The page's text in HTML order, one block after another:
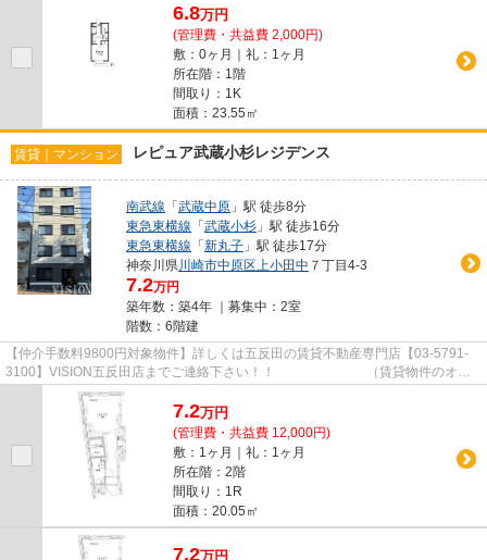
6.8万円
(管理費・共益費 2,000円)
敷：0ヶ月｜礼：1ヶ月
所在階：1階
間取り：1K
面積：23.55㎡
賃貸｜マンション レピュア武蔵小杉レジデンス
南武線 「武蔵中原 」駅 徒歩8分
東急東横線 「武蔵小杉 」駅 徒歩16分
東急東横線 「新丸子 」駅 徒歩17分
神奈川県川崎市中原区上小田中 ７丁目4-3
7.2万円
築年数：築4年 ｜募集中： 2室
階数：6階建
【仲介手数料9800円対象物件】詳しくは五反田の賃貸不動産専門店【03-5791-
3100】VISION五反田店までご連絡下さい！！ （賃貸物件のオス
スメポイント）即入居可 キャンペ...
7.2万円
(管理費・共益費 12,000円)
敷：1ヶ月｜礼：1ヶ月
所在階：2階
間取り：1R
面積：20.05㎡
7.2万円